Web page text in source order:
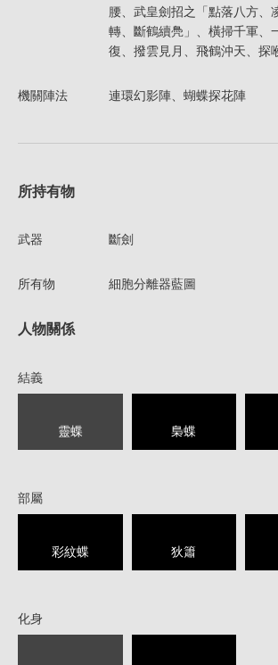
腰、武皇劍招之「點落八方、
轉、斷鶴續鳧」、橫掃千軍、
復、撥雲見月、飛鶴沖天、探
機關陣法 連環幻影陣、蝴蝶探花陣
所持有物
武器 斷劍
所有物 細胞分離器藍圖
人物關係
結義
靈蝶 梟蝶
部屬
彩紋蝶 狄簫
化身